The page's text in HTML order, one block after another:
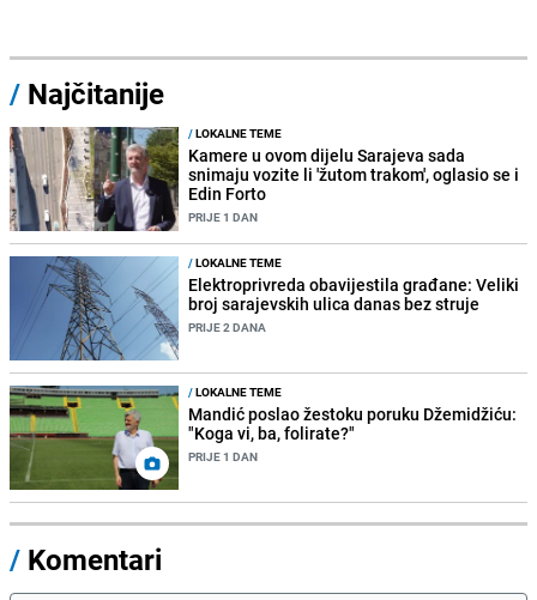
/ Najčitanije
/LOKALNE TEME
Kamere u ovom dijelu Sarajeva sada
snimaju vozite li 'žutom trakom', oglasio se i
Edin Forto
PRIJE 1 DAN
/LOKALNE TEME
Elektroprivreda obavijestila građane: Veliki
broj sarajevskih ulica danas bez struje
PRIJE 2 DANA
/LOKALNE TEME
Mandić poslao žestoku poruku Džemidžiću:
"Koga vi, ba, folirate?"
PRIJE 1 DAN
/ Komentari